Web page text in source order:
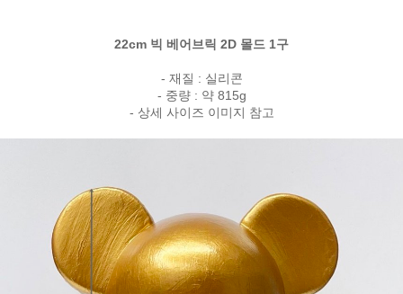
22cm 빅 베어브릭 2D 몰드 1구
- 재질 : 실리콘
- 중량 : 약 815g
- 상세 사이즈 이미지 참고